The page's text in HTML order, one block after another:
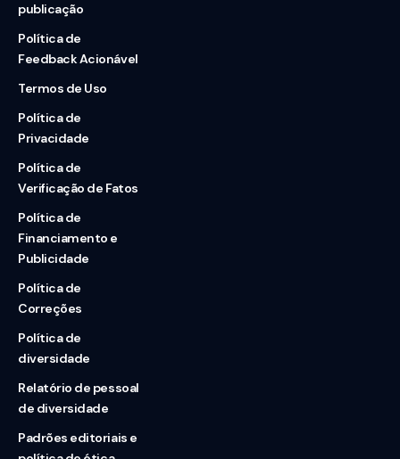
publicação
Política de
Feedback Acionável
Termos de Uso
Política de
Privacidade
Política de
Verificação de Fatos
Política de
Financiamento e
Publicidade
Política de
Correções
Política de
diversidade
Relatório de pessoal
de diversidade
Padrões editoriais e